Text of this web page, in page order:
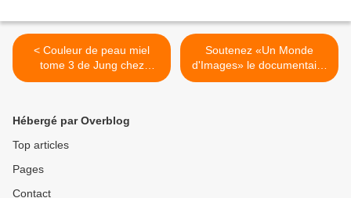
< Couleur de peau miel
tome 3 de Jung chez
Quadrants.
Soutenez «Un Monde
d'Images» le documentaire
sur la Bande Dessinée par
Hébergé par Overblog
Top articles
Pages
Contact